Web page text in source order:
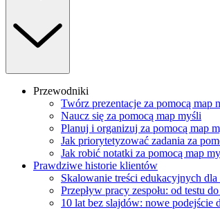
Przewodniki
Twórz prezentacje za pomocą map
Naucz się za pomocą map myśli
Planuj i organizuj za pomocą map
Jak priorytetyzować zadania za
Jak robić notatki za pomocą map
Prawdziwe historie klientów
Skalowanie treści edukacyjnych
Przepływ pracy zespołu: od testu
10 lat bez slajdów: nowe podejście